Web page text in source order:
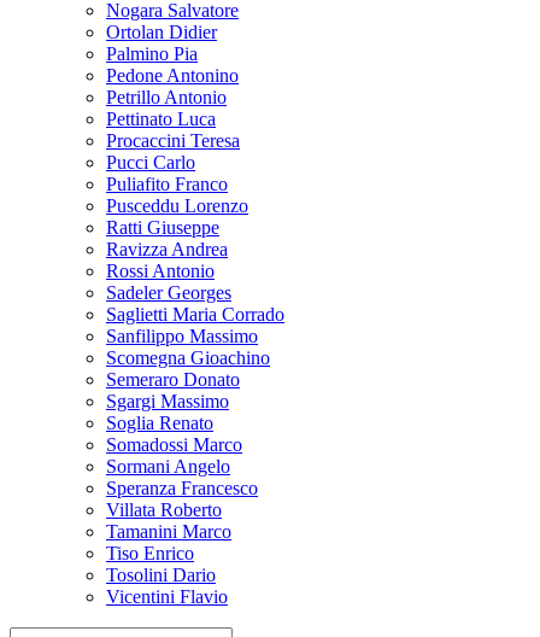
Nogara Salvatore
Ortolan Didier
Palmino Pia
Pedone Antonino
Petrillo Antonio
Pettinato Luca
Procaccini Teresa
Pucci Carlo
Puliafito Franco
Pusceddu Lorenzo
Ratti Giuseppe
Ravizza Andrea
Rossi Antonio
Sadeler Georges
Saglietti Maria Corrado
Sanfilippo Massimo
Scomegna Gioachino
Semeraro Donato
Sgargi Massimo
Soglia Renato
Somadossi Marco
Sormani Angelo
Speranza Francesco
Villata Roberto
Tamanini Marco
Tiso Enrico
Tosolini Dario
Vicentini Flavio